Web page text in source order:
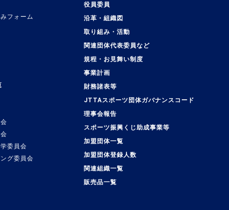
フォーム
委員会
グ委員会
役員委員
沿革・組織図
取り組み・活動
関連団体代表委員など
規程・お見舞い制度
事業計画
財務諸表等
JTTAスポーツ団体ガバナンスコード
理事会報告
スポーツ振興くじ助成事業等
加盟団体一覧
加盟団体登録人数
関連組織一覧
販売品一覧